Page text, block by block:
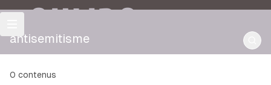
OULIPO
antisemitisme
0 contenus